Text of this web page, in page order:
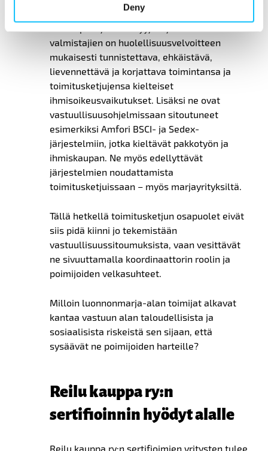
Deny
sitoutuneet keinojen käyttöönottoon. Suomen
valmistajien on huolellisuusvelvoitteen
mukaisesti tunnistettava, ehkäistävä,
lievennettävä ja korjattava toimintansa ja
toimitusketjujensa kielteiset
ihmisoikeusvaikutukset. Lisäksi ne ovat
vastuullisuusohjelmissaan sitoutuneet
esimerkiksi Amfori BSCI- ja Sedex-
järjestelmiin, jotka kieltävät pakkotyön ja
ihmiskaupan. Ne myös edellyttävät
järjestelmien noudattamista
toimitusketjuissaan – myös marjayrityksiltä.
Tällä hetkellä toimitusketjun osapuolet eivät
siis pidä kiinni jo tekemistään
vastuullisuussitoumuksista, vaan vesittävät
ne sivuuttamalla koordinaattorin roolin ja
poimijoiden velkasuhteet.
Milloin luonnonmarja-alan toimijat alkavat
kantaa vastuun alan taloudellisista ja
sosiaalisista riskeistä sen sijaan, että
sysäävät ne poimijoiden harteille?
Reilu kauppa ry:n
sertifioinnin hyödyt alalle
Reilu kauppa ry:n sertifioimien yritysten tulee